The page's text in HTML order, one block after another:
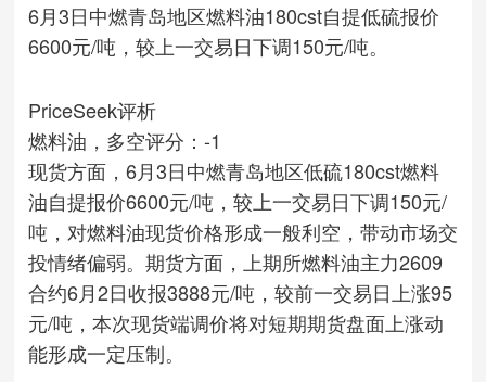
6月3日中燃青岛地区燃料油180cst自提低硫报价
6600元/吨，较上一交易日下调150元/吨。
PriceSeek评析
燃料油，多空评分：-1
现货方面，6月3日中燃青岛地区低硫180cst燃料
油自提报价6600元/吨，较上一交易日下调150元/
吨，对燃料油现货价格形成一般利空，带动市场交
投情绪偏弱。期货方面，上期所燃料油主力2609
合约6月2日收报3888元/吨，较前一交易日上涨95
元/吨，本次现货端调价将对短期期货盘面上涨动
能形成一定压制。